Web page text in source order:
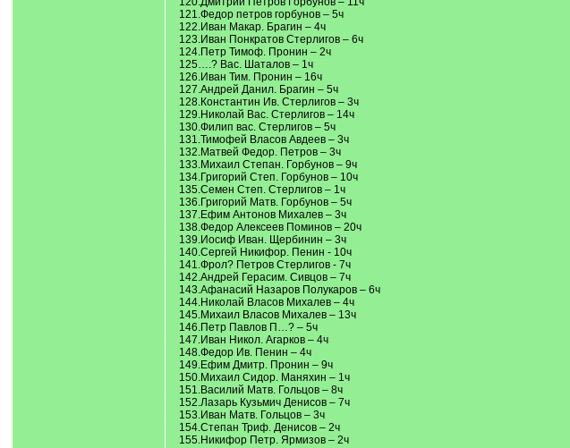
121.Федор петров горбунов – 5ч
122.Иван Макар. Брагин – 4ч
123.Иван Понкратов Стерлигов – 6ч
124.Петр Тимоф. Пронин – 2ч
125….? Вас. Шаталов – 1ч
126.Иван Тим. Пронин – 16ч
127.Андрей Данил. Брагин – 5ч
128.Константин Ив. Стерлигов – 3ч
129.Николай Вас. Стерлигов – 14ч
130.Филип вас. Стерлигов – 5ч
131.Тимофей Власов Авдеев – 3ч
132.Матвей Федор. Петров – 3ч
133.Михаил Степан. Горбунов – 9ч
134.Григорий Степ. Горбунов – 10ч
135.Семен Степ. Стерлигов – 1ч
136.Григорий Матв. Горбунов – 5ч
137.Ефим Антонов Михалев – 3ч
138.Федор Алексеев Поминов – 20ч
139.Иосиф Иван. Щербинин – 3ч
140.Сергей Никифор. Пенин - 10ч
141.Фрол? Петров Стерлигов - 7ч
142.Андрей Герасим. Сивцов – 7ч
143.Афанасий Назаров Полукаров – 6ч
144.Николай Власов Михалев – 4ч
145.Михаил Власов Михалев – 13ч
146.Петр Павлов П…? – 5ч
147.Иван Никол. Агарков – 4ч
148.Федор Ив. Пенин – 4ч
149.Ефим Дмитр. Пронин – 9ч
150.Михаил Сидор. Маняхин – 1ч
151.Василий Матв. Гольцов – 8ч
152.Лазарь Кузьмич Денисов – 7ч
153.Иван Матв. Гольцов – 3ч
154.Степан Триф. Денисов – 2ч
155.Никифор Петр. Ярмизов – 2ч